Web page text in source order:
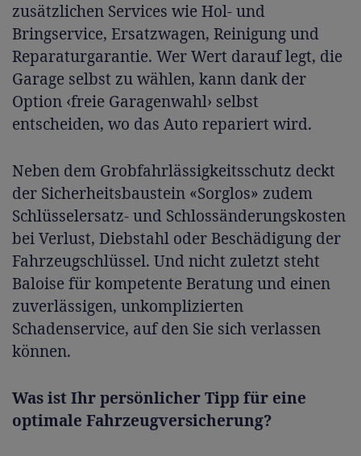
zusätzlichen Services wie Hol- und
Bringservice, Ersatzwagen, Reinigung und
Reparaturgarantie. Wer Wert darauf legt, die
Garage selbst zu wählen, kann dank der
Option ‹freie Garagenwahl› selbst
entscheiden, wo das Auto repariert wird.
Neben dem Grobfahrlässigkeitsschutz deckt
der Sicherheitsbaustein «Sorglos» zudem
Schlüsselersatz- und Schlossänderungskosten
bei Verlust, Diebstahl oder Beschädigung der
Fahrzeugschlüssel. Und nicht zuletzt steht
Baloise für kompetente Beratung und einen
zuverlässigen, unkomplizierten
Schadenservice, auf den Sie sich verlassen
können.
Was ist Ihr persönlicher Tipp für eine
optimale Fahrzeugversicherung?